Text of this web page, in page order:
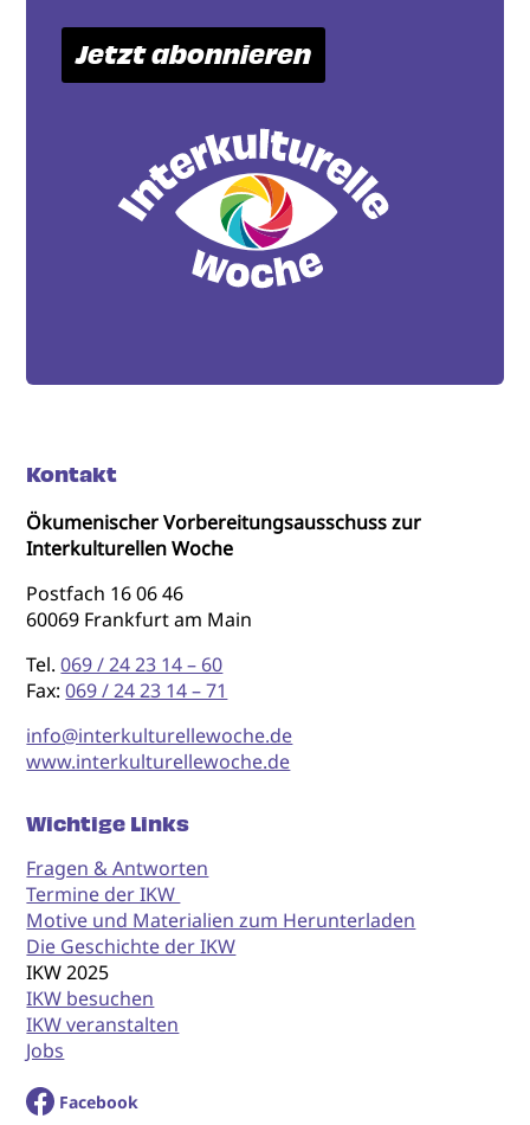
Jetzt abonnieren
Kontakt
Ökumenischer Vorbereitungsausschuss zur
Interkulturellen Woche
Postfach 16 06 46
60069 Frankfurt am Main
Tel.069 / 24 23 14 – 60
Fax:069 / 24 23 14 – 71
info@interkulturellewoche.de
www.interkulturellewoche.de
Wichtige Links
Fragen & Antworten
Termine der IKW
Motive und Materialien zum Herunterladen
Die Geschichte der IKW
IKW 2025
IKW besuchen
IKW veranstalten
Jobs
Facebook